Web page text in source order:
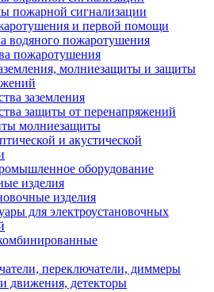
пожарной сигнализации
и первой помощи
водяного пожаротушения
пожаротушения
молниезащиты и защиты
заземления
защиты от перенапряжений
молниезащиты
и акустической
оборудование
изделия
изделия
для электроустановочных
переключатели, диммеры
движения, детекторы